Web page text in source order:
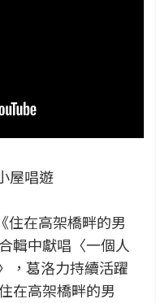
屋唱遊
住在高架橋畔的男
輯中獻唱〈一個人
，葛洛力持續活躍
在高架橋畔的男